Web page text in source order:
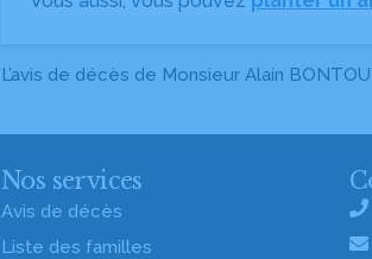
L’avis de décès de Monsieur Alain
Nos services
Avis de décès
Liste des familles